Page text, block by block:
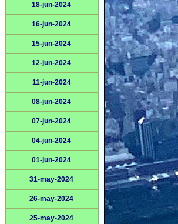
18-jun-2024
16-jun-2024
15-jun-2024
12-jun-2024
11-jun-2024
08-jun-2024
07-jun-2024
04-jun-2024
01-jun-2024
31-may-2024
26-may-2024
25-may-2024